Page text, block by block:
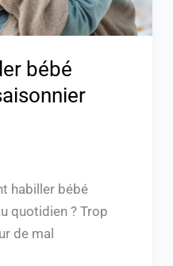
bébé
habiller bébé
quotidien ? Trop
de mal